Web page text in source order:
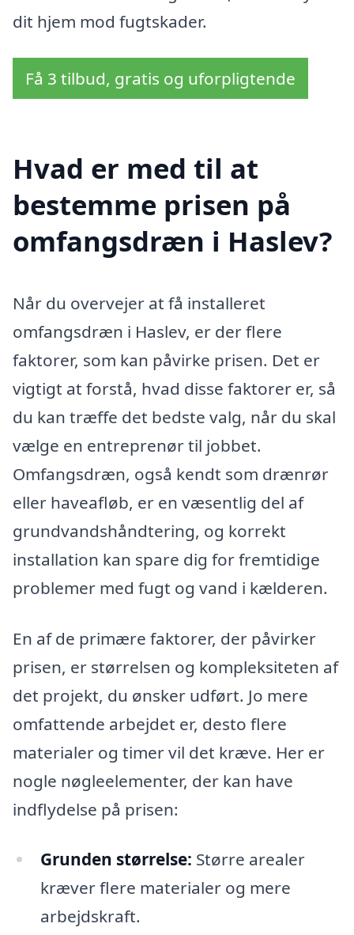
dit hjem mod fugtskader.
Få 3 tilbud, gratis og uforpligtende
Hvad er med til at
bestemme prisen på
omfangsdræn i Haslev?
Når du overvejer at få installeret
omfangsdræn i Haslev, er der flere
faktorer, som kan påvirke prisen. Det er
vigtigt at forstå, hvad disse faktorer er, så
du kan træffe det bedste valg, når du skal
vælge en entreprenør til jobbet.
Omfangsdræn, også kendt som drænrør
eller haveafløb, er en væsentlig del af
grundvandshåndtering, og korrekt
installation kan spare dig for fremtidige
problemer med fugt og vand i kælderen.
En af de primære faktorer, der påvirker
prisen, er størrelsen og kompleksiteten af
det projekt, du ønsker udført. Jo mere
omfattende arbejdet er, desto flere
materialer og timer vil det kræve. Her er
nogle nøgleelementer, der kan have
indflydelse på prisen:
Grunden størrelse: Større arealer
kræver flere materialer og mere
arbejdskraft.